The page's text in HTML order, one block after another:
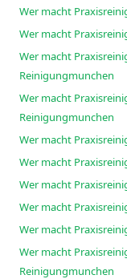
Wer macht
Wer macht
Wer macht
Reinigungmunchen
Wer macht
Reinigungmunchen
Wer macht
Wer macht
Wer macht
Wer macht
Wer macht
Wer macht
Reinigungmunchen